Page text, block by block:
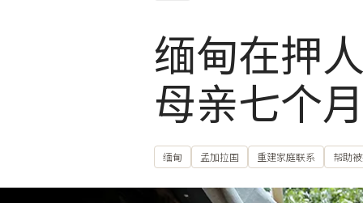
缅甸在押
母亲七个
缅甸 孟加拉国 重建家庭联系 帮助